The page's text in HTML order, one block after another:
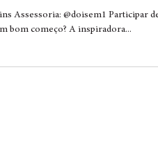
Martins compartilha
Assessoria: @doisem1 Participar